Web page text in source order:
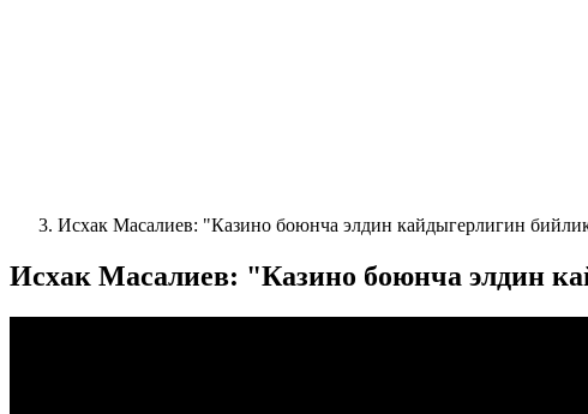
Исхак Масалиев: "Казино боюнча элдин кайдыгерлигин
Исхак Масалиев: "Казино боюнча элдин